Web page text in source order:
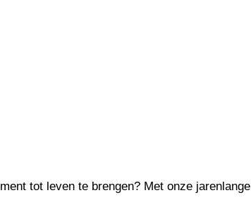
tot leven te brengen? Met onze jarenlange